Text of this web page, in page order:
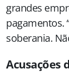
grandes
pagamentos.
soberania.
Acusações